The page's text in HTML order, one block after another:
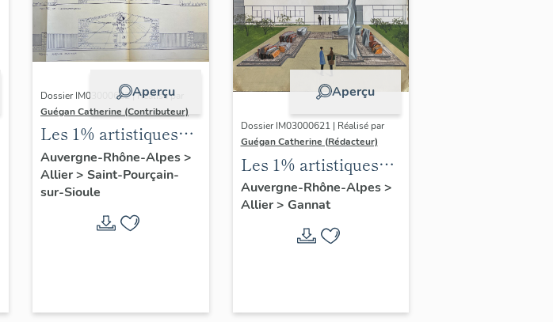
Aperçu
Dossier IM03000622 | Réalisé par
Guégan Catherine (Contributeur)
Les 1% artistiques
du lycée Blaise-de-
Vigenère
Auvergne-Rhône-Alpes>
Allier> Saint-Pourçain-
sur-Sioule
Aperçu
Dossier IM03000621 | Réalisé par
Guégan Catherine (Rédacteur)
Les 1% artistiques
du lycée Gustave-
Eiffel
Auvergne-Rhône-Alpes>
Allier> Gannat